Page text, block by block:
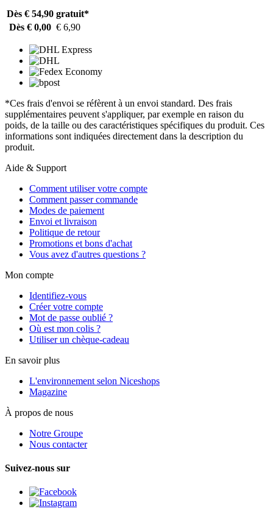
Dès € 54,90 gratuit*
Dès € 0,00 € 6,90
*Ces frais d'envoi se réfèrent à un envoi standard. Des frais
supplémentaires peuvent s'appliquer, par exemple en raison du
poids, de la taille ou des caractéristiques spécifiques du produit. Ces
informations sont indiquées directement dans la description du
produit.
Aide & Support
Comment utiliser votre compte
Comment passer commande
Modes de paiement
Envoi et livraison
Politique de retour
Promotions et bons d'achat
Vous avez d'autres questions ?
Mon compte
Identifiez-vous
Créer votre compte
Mot de passe oublié ?
Où est mon colis ?
Utiliser un chèque-cadeau
En savoir plus
L'environnement selon Niceshops
Magazine
À propos de nous
Notre Groupe
Nous contacter
Suivez-nous sur